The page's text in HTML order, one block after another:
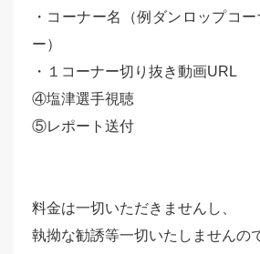
・コーナー名（例ダンロップコ
ー）
・１コーナー切り抜き動画URL
④塩津選手視聴
⑤レポート送付
料金は一切いただきませんし、
執拗な勧誘等一切いたしませんの